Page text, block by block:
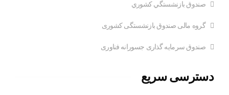
صندوق بازنشستگي کشوري
گروه مالی صندوق بازنشستگی کشوری
صندوق سرمایه گذاری جسورانه فناوری
دسترسی سریع